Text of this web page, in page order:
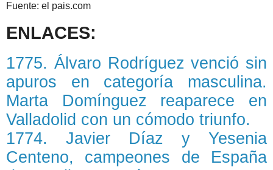
Fuente: el pais.com
ENLACES:
1775. Álvaro Rodríguez venció sin
apuros en categoría masculina.
Marta Domínguez reaparece en
Valladolid con un cómodo triunfo.
1774. Javier Díaz y Yesenia
Centeno, campeones de España